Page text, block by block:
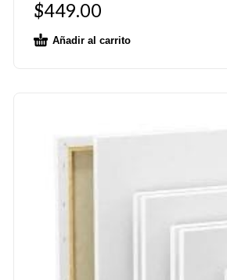
$449.00
Añadir al carrito